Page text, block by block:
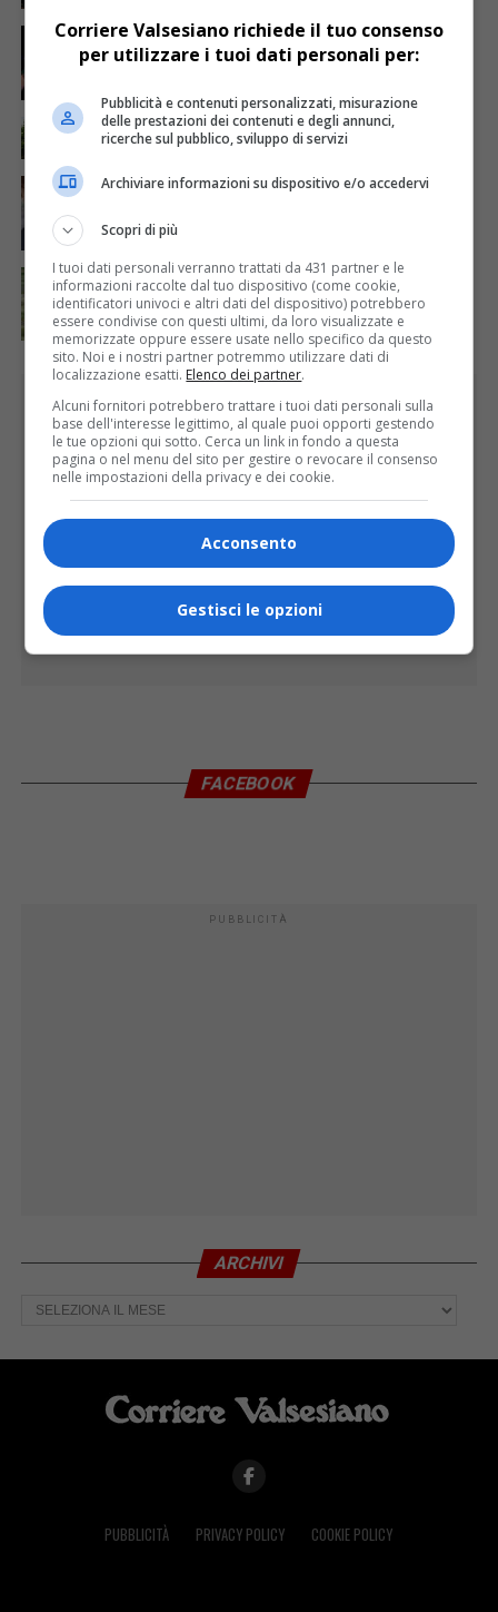
ATTUALITÀ 5 giorni fa
Sabato 8 agosto in piazza a Varallo Gran Galà Lirico
ATTUALITÀ 6 giorni fa
La salute si costruisce un passo alla volta
ATTUALITÀ 6 giorni fa
ATTUALITÀ 5 giorni fa
Siccità, Gattinara chiede il riconoscimento dello
stato di calamità naturale
FACEBOOK
PUBBLICITÀ
ARCHIVI
Archivi
PUBBLICITÀ PRIVACY POLICY COOKIE POLICY
Corriere Valsesiano richiede il tuo consenso
per utilizzare i tuoi dati personali per:
Pubblicità e contenuti personalizzati, misurazione
delle prestazioni dei contenuti e degli annunci,
ricerche sul pubblico, sviluppo di servizi
Archiviare informazioni su dispositivo e/o accedervi
Scopri di più
I tuoi dati personali verranno trattati da 431 partner e le
informazioni raccolte dal tuo dispositivo (come cookie,
identificatori univoci e altri dati del dispositivo) potrebbero
essere condivise con questi ultimi, da loro visualizzate e
memorizzate oppure essere usate nello specifico da questo
sito. Noi e i nostri partner potremmo utilizzare dati di
localizzazione esatti. Elenco dei partner.
Alcuni fornitori potrebbero trattare i tuoi dati personali sulla
base dell'interesse legittimo, al quale puoi opporti gestendo
le tue opzioni qui sotto. Cerca un link in fondo a questa
pagina o nel menu del sito per gestire o revocare il consenso
nelle impostazioni della privacy e dei cookie.
Acconsento
Gestisci le opzioni